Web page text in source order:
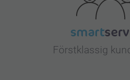
Förstklassig